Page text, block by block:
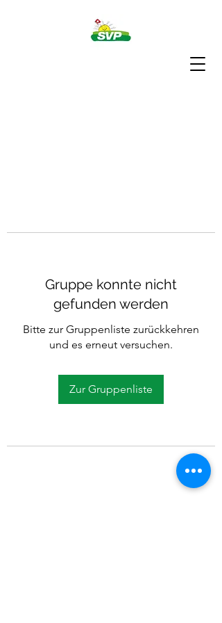
Gruppe konnte nicht
gefunden werden
Bitte zur Gruppenliste zurückkehren
und es erneut versuchen.
Zur Gruppenliste